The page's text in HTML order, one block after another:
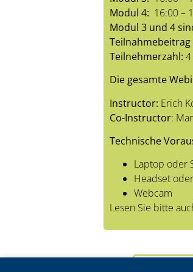
Modul 4: 16:00 –
Modul 3 und 4
Teilnehmerzahl:
Die gesamte
Instructor: Erich
Co-Instructor:
Technische
Laptop oder
Headset
Webcam
Lesen Sie bitte